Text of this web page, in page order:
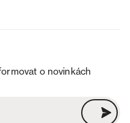
o novinkách